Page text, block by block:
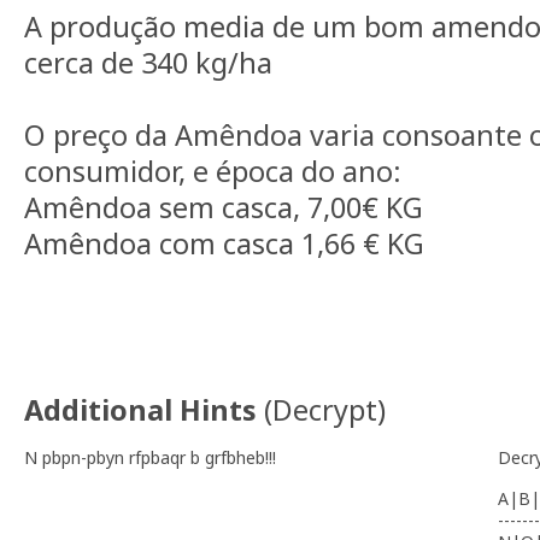
A produção media de um bom
cerca de 340 kg/ha
O preço da Amêndoa varia consoante
consumidor, e época do ano:
Amêndoa sem casca, 7,00€ KG
Amêndoa com casca 1,66 € KG
Additional Hints (Decrypt)
N pbpn-pbyn rfpbaqr b grfbheb!!!